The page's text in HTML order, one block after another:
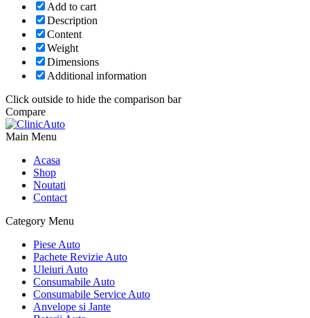
Add to cart
Description
Content
Weight
Dimensions
Additional information
Click outside to hide the comparison bar
Compare
Main Menu
Acasa
Shop
Noutati
Contact
Category Menu
Piese Auto
Pachete Revizie Auto
Uleiuri Auto
Consumabile Auto
Consumabile Service Auto
Anvelope si Jante